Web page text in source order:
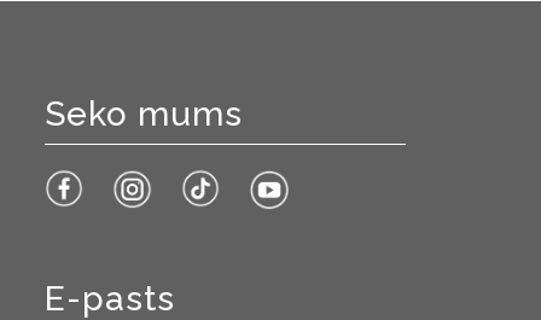
Seko mums
E-pasts